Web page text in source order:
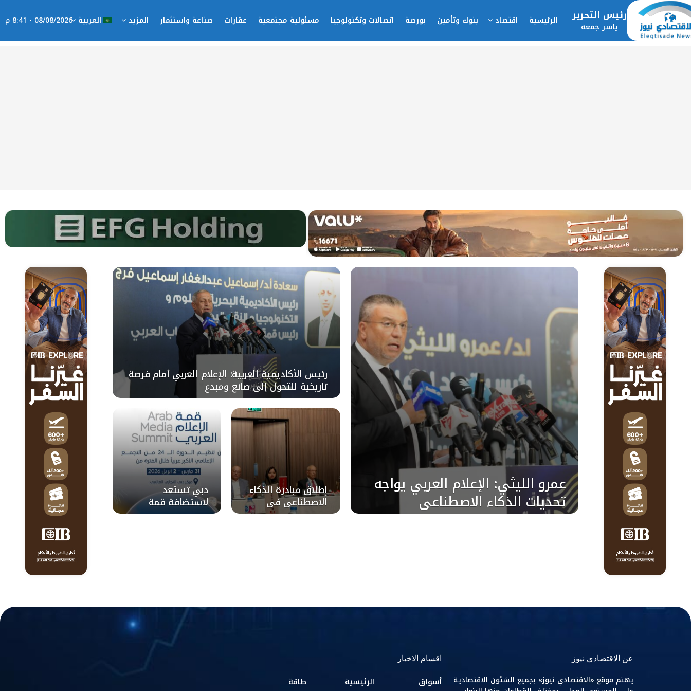
رئيس التحرير
ياسر جمعه الرئيسية اقتصاد بنوك وتأمين بورصة اتصالات وتكنولوجيا مسئولية مجتمعية عقارات صناعة واستثمار المزيد العربية 08/08/2026 - 8:41 م
عمرو الليثي: الإعلام العربي يواجه
تحديات الذكاء الاصطناعي
رئيس الأكاديمية العربية: الإعلام العربي أمام فرصة
تاريخية للتحول إلى صانع ومبدع
إطلاق مبادرة الذكاء
الاصطناعي في
الإعلام العربي
دبي تستعد
لاستضافة قمة
الإعلام العربي 2026
عن الاقتصادي نيوز
يهتم موقع «الاقتصادي نيوز» بجميع الشئون الاقتصادية
اقسام الاخبار
أسواق الرئيسية طاقة